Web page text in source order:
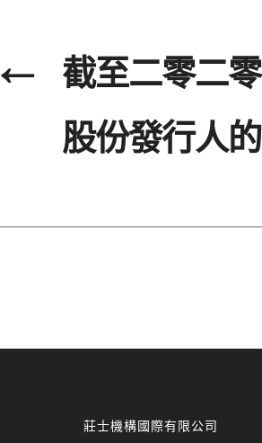
←
截至二零二
股份發行人
莊士機構國際有限公司